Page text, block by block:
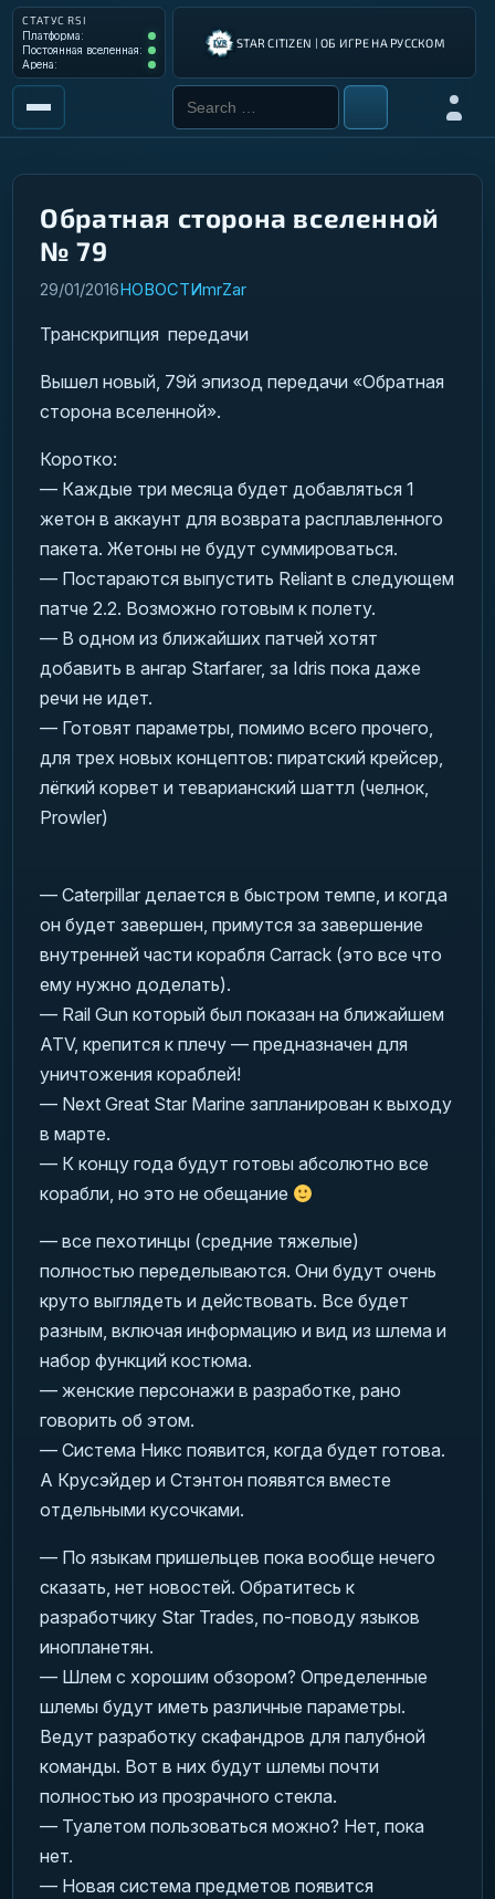
СТАТУС RSI
Платформа:
Платформа: Operational
Постоянная вселенная:
Постоянная вселенная: Operational
Арена:
Арена: Operational
STAR CITIZEN | ОБ ИГРЕ НА РУССКОМ
Search for:
Войти
ИНСТРУМЕНТЫ
РАЗРАБОТКА ИГРЫ
ИНСТРУКЦИИ ПИЛОТА
ГАЛАКТИЧЕСКИЙ ГИД
Обратная сторона вселенной
№ 79
29/01/2016НОВОСТИmrZar
Транскрипция передачи
Вышел новый, 79й эпизод передачи «Обратная
сторона вселенной».
Коротко:
— Каждые три месяца будет добавляться 1
жетон в аккаунт для возврата расплавленного
пакета. Жетоны не будут суммироваться.
— Постараются выпустить Reliant в следующем
патче 2.2. Возможно готовым к полету.
— В одном из ближайших патчей хотят
добавить в ангар Starfarer, за Idris пока даже
речи не идет.
— Готовят параметры, помимо всего прочего,
для трех новых концептов: пиратский крейсер,
лёгкий корвет и теварианский шаттл (челнок,
Prowler)
— Caterpillar делается в быстром темпе, и когда
он будет завершен, примутся за завершение
внутренней части корабля Carrack (это все что
ему нужно доделать).
— Rail Gun который был показан на ближайшем
ATV, крепится к плечу — предназначен для
уничтожения кораблей!
— Next Great Star Marine запланирован к выходу
в марте.
— К концу года будут готовы абсолютно все
корабли, но это не обещание
— все пехотинцы (средние тяжелые)
полностью переделываются. Они будут очень
круто выглядеть и действовать. Все будет
разным, включая информацию и вид из шлема и
набор функций костюма.
— женские персонажи в разработке, рано
говорить об этом.
— Система Никс появится, когда будет готова.
А Крусэйдер и Стэнтон появятся вместе
отдельными кусочками.
— По языкам пришельцев пока вообще нечего
сказать, нет новостей. Обратитесь к
разработчику Star Trades, по-поводу языков
инопланетян.
— Шлем с хорошим обзором? Определенные
шлемы будут иметь различные параметры.
Ведут разработку скафандров для палубной
команды. Вот в них будут шлемы почти
полностью из прозрачного стекла.
— Туалетом пользоваться можно? Нет, пока
нет.
— Новая система предметов появится